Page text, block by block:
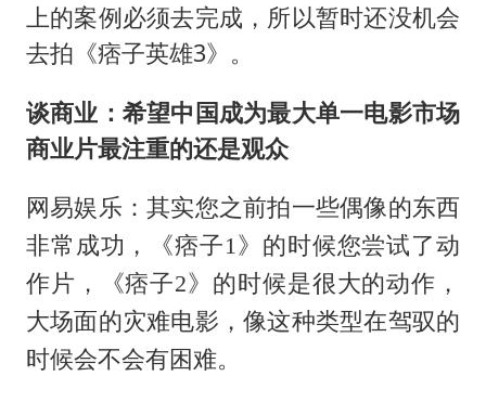
上的案例必须去完成，所以暂时还没机会
去拍《痞子英雄3》。
谈商业：希望中国成为最大单一电影市场
商业片最注重的还是观众
网易娱乐：其实您之前拍一些偶像的东西
非常成功，《痞子1》的时候您尝试了动
作片，《痞子2》的时候是很大的动作，
大场面的灾难电影，像这种类型在驾驭的
时候会不会有困难。